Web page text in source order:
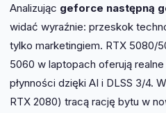
Analizując geforce następną
widać wyraźnie: przeskok
tylko marketingiem. RTX 5080/
5060 w laptopach oferują
płynności dzięki AI i DLSS 3/4.
RTX 2080) tracą rację bytu w